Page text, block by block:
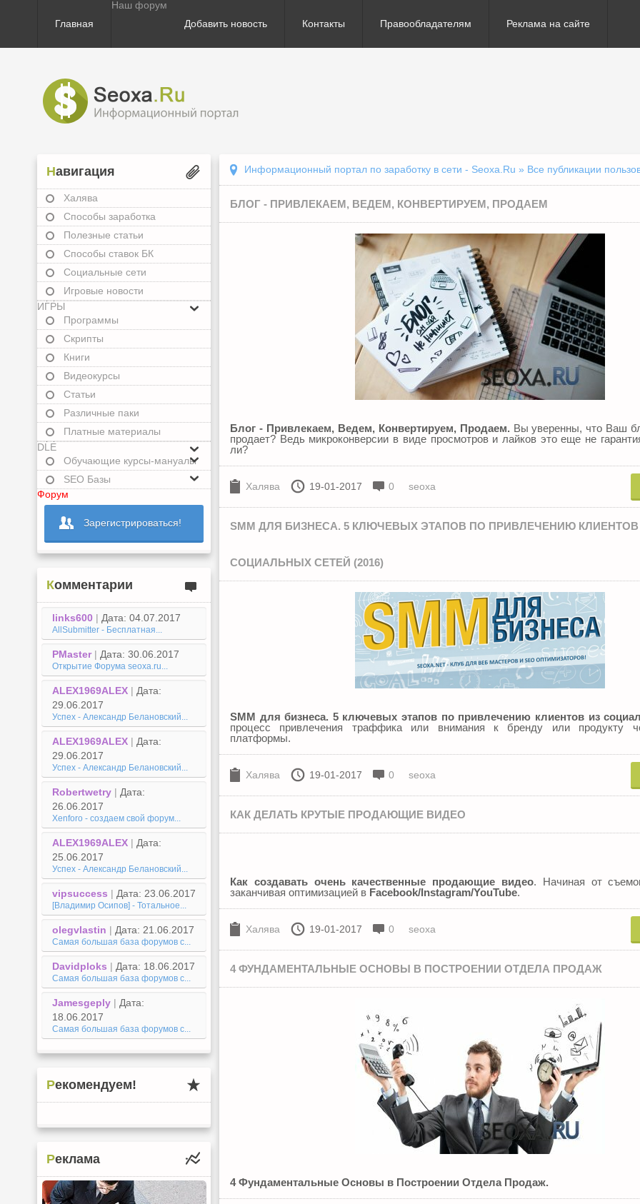
Главная
Наш форум
Добавить новость
Контакты Правообладателям Реклама на сайте
Навигация
Халява
Способы заработка
Полезные статьи
Способы ставок БК
Социальные сети
Игровые новости
ИГРЫ
Программы
Скрипты
Книги
Видеокурсы
Статьи
Различные паки
Платные материалы
DLE
Обучающие курсы-мануалы
SEO Базы
Форум
Зарегистрироваться!
Комментарии
links600 | Дата: 04.07.2017
AllSubmitter - Бесплатная...
PMaster| Дата: 30.06.2017
Открытие Форума seoxa.ru...
ALEX1969ALEX | Дата:
29.06.2017
Успех - Александр Белановский...
ALEX1969ALEX | Дата:
29.06.2017
Успех - Александр Белановский...
Robertwetry | Дата:
26.06.2017
Xenforo - создаем свой форум...
ALEX1969ALEX | Дата:
25.06.2017
Успех - Александр Белановский...
vipsuccess | Дата: 23.06.2017
[Владимир Осипов] - Тотальное...
olegvlastin | Дата: 21.06.2017
Самая большая база форумов с...
Davidploks | Дата: 18.06.2017
Самая большая база форумов с...
Jamesgeply | Дата:
18.06.2017
Самая большая база форумов с...
Рекомендуем!
Реклама
Информационный портал по заработку в сети - Seoxa.Ru » Все публикации
БЛОГ - ПРИВЛЕКАЕМ, ВЕДЕМ, КОНВЕРТИРУЕМ, ПРОДАЕМ
Блог - Привлекаем, Ведем, Конвертируем, Продаем. Вы уверенны, что Ваш
продает? Ведь микроконверсии в виде просмотров и лайков это еще не
ли?
Халява 19-01-2017 0 seoxa
SMM ДЛЯ БИЗНЕСА. 5 КЛЮЧЕВЫХ ЭТАПОВ ПО ПРИВЛЕЧЕНИЮ КЛИЕНТОВ
СОЦИАЛЬНЫХ СЕТЕЙ (2016)
SMM для бизнеса. 5 ключевых этапов по привлечению клиентов из
процесс привлечения траффика или внимания к бренду или продукту
платформы.
Халява 19-01-2017 0 seoxa
КАК ДЕЛАТЬ КРУТЫЕ ПРОДАЮЩИЕ ВИДЕО
Как создавать очень качественные продающие видео. Начиная от
заканчивая оптимизацией в Facebook/Instagram/YouTube.
Халява 19-01-2017 0 seoxa
4 ФУНДАМЕНТАЛЬНЫЕ ОСНОВЫ В ПОСТРОЕНИИ ОТДЕЛА ПРОДАЖ
4 Фундаментальные Основы в Построении Отдела Продаж.